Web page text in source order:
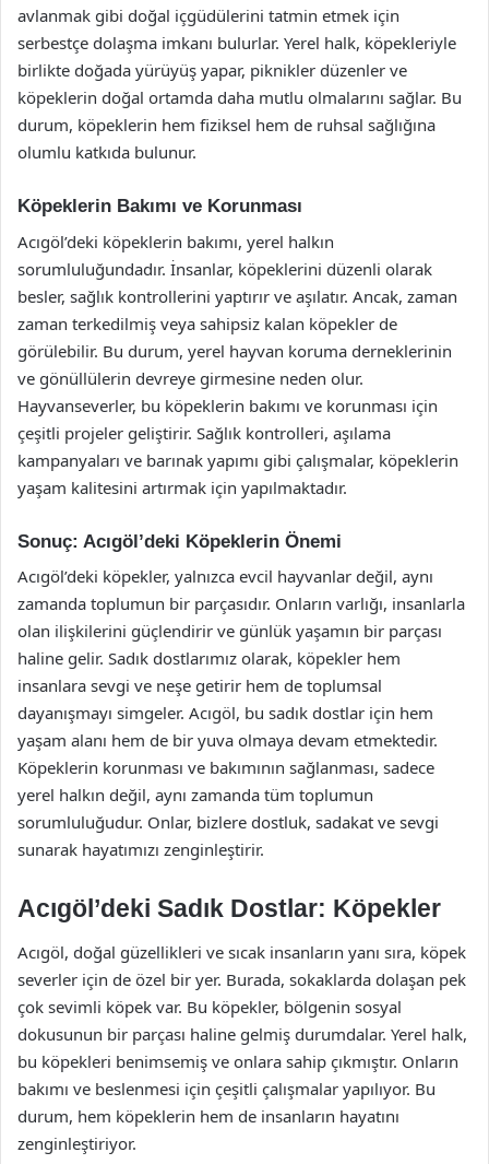
avlanmak gibi doğal içgüdülerini tatmin etmek için
serbestçe dolaşma imkanı bulurlar. Yerel halk, köpekleriyle
birlikte doğada yürüyüş yapar, piknikler düzenler ve
köpeklerin doğal ortamda daha mutlu olmalarını sağlar. Bu
durum, köpeklerin hem fiziksel hem de ruhsal sağlığına
olumlu katkıda bulunur.
Köpeklerin Bakımı ve Korunması
Acıgöl’deki köpeklerin bakımı, yerel halkın
sorumluluğundadır. İnsanlar, köpeklerini düzenli olarak
besler, sağlık kontrollerini yaptırır ve aşılatır. Ancak, zaman
zaman terkedilmiş veya sahipsiz kalan köpekler de
görülebilir. Bu durum, yerel hayvan koruma derneklerinin
ve gönüllülerin devreye girmesine neden olur.
Hayvanseverler, bu köpeklerin bakımı ve korunması için
çeşitli projeler geliştirir. Sağlık kontrolleri, aşılama
kampanyaları ve barınak yapımı gibi çalışmalar, köpeklerin
yaşam kalitesini artırmak için yapılmaktadır.
Sonuç: Acıgöl’deki Köpeklerin Önemi
Acıgöl’deki köpekler, yalnızca evcil hayvanlar değil, aynı
zamanda toplumun bir parçasıdır. Onların varlığı, insanlarla
olan ilişkilerini güçlendirir ve günlük yaşamın bir parçası
haline gelir. Sadık dostlarımız olarak, köpekler hem
insanlara sevgi ve neşe getirir hem de toplumsal
dayanışmayı simgeler. Acıgöl, bu sadık dostlar için hem
yaşam alanı hem de bir yuva olmaya devam etmektedir.
Köpeklerin korunması ve bakımının sağlanması, sadece
yerel halkın değil, aynı zamanda tüm toplumun
sorumluluğudur. Onlar, bizlere dostluk, sadakat ve sevgi
sunarak hayatımızı zenginleştirir.
Acıgöl’deki Sadık Dostlar: Köpekler
Acıgöl, doğal güzellikleri ve sıcak insanların yanı sıra, köpek
severler için de özel bir yer. Burada, sokaklarda dolaşan pek
çok sevimli köpek var. Bu köpekler, bölgenin sosyal
dokusunun bir parçası haline gelmiş durumdalar. Yerel halk,
bu köpekleri benimsemiş ve onlara sahip çıkmıştır. Onların
bakımı ve beslenmesi için çeşitli çalışmalar yapılıyor. Bu
durum, hem köpeklerin hem de insanların hayatını
zenginleştiriyor.